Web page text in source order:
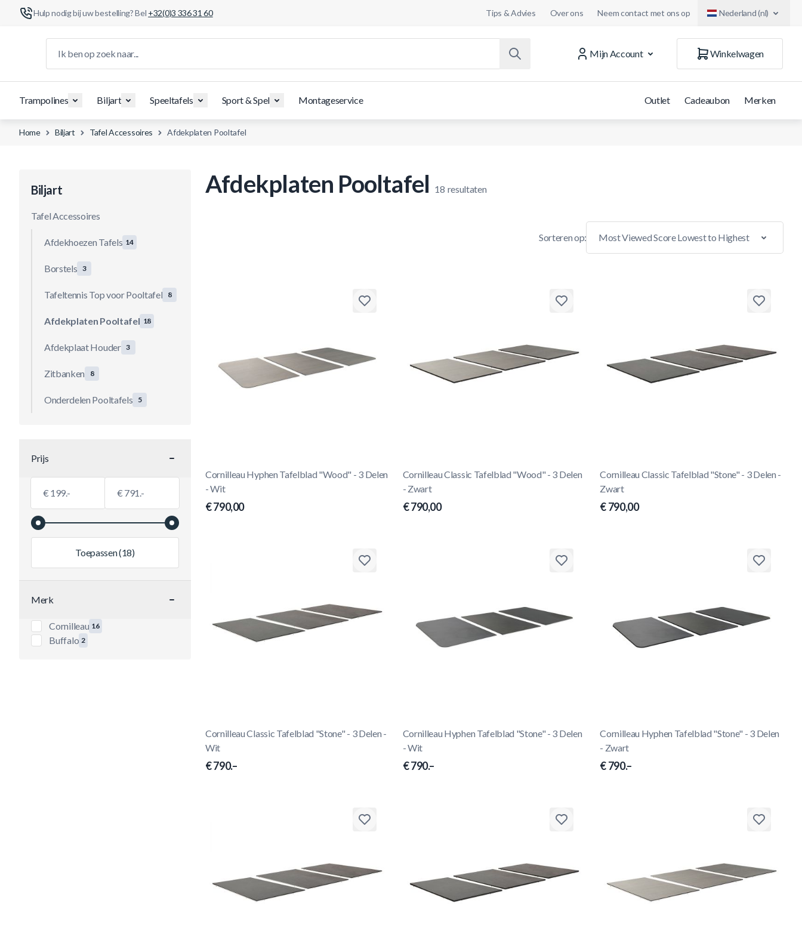
Hulp nodig bij uw bestelling? Bel +32(0)3 336 31 60 Tips & Advies Over ons Neem contact met ons op Nederland (nl)
Mijn Account
Winkelwagen
Trampolines Biljart Speeltafels Sport & Spel Montageservice Outlet Cadeaubon Merken
Home Biljart Tafel Accessoires Afdekplaten Pooltafel
Prijs
€ €
Toepassen(18)
Merk
Cornilleau 16
producten beschikbaar
Buffalo 2
producten beschikbaar
Biljart
Tafel Accessoires
Afdekhoezen Tafels 14
Borstels 3
Tafeltennis Top voor Pooltafel 8
Afdekplaten Pooltafel 18
Afdekplaat Houder 3
Zitbanken 8
Onderdelen Pooltafels 5
Afdekplaten Pooltafel 18 resultaten
Sorteren op:
Cornilleau Hyphen Tafelblad "Wood" - 3 Delen
- Wit
€ 790,00
Cornilleau Classic Tafelblad "Wood" - 3 Delen
- Zwart
€ 790,00
Cornilleau Classic Tafelblad "Stone" - 3 Delen -
Zwart
€ 790,00
Cornilleau Classic Tafelblad "Stone" - 3 Delen -
Wit
€ 790.–
Cornilleau Hyphen Tafelblad "Stone" - 3 Delen
- Wit
€ 790.–
Cornilleau Hyphen Tafelblad "Stone" - 3 Delen
- Zwart
€ 790.–